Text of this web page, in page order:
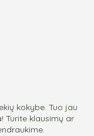
kokybe. Tuo jau
Turite klausimų ar